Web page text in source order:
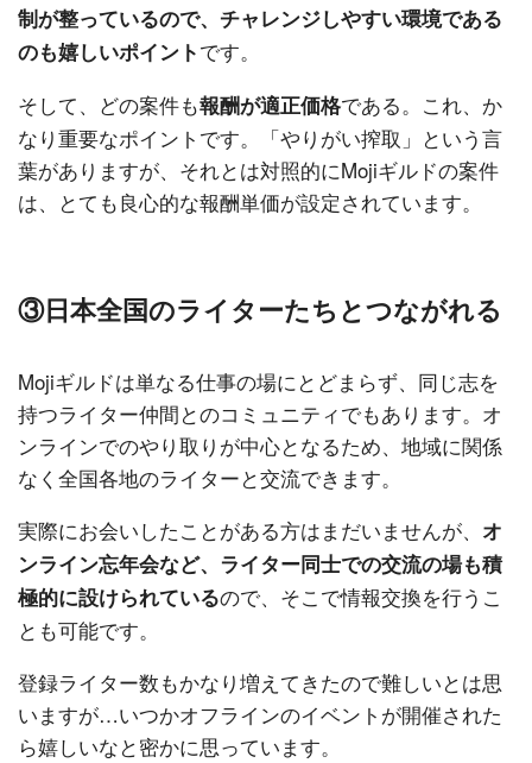
制が整っているので、チャレンジしやすい環境である
のも嬉しいポイントです。
そして、どの案件も報酬が適正価格である。これ、か
なり重要なポイントです。「やりがい搾取」という言
葉がありますが、それとは対照的にMojiギルドの案件
は、とても良心的な報酬単価が設定されています。
③日本全国のライターたちとつながれる
Mojiギルドは単なる仕事の場にとどまらず、同じ志を
持つライター仲間とのコミュニティでもあります。オ
ンラインでのやり取りが中心となるため、地域に関係
なく全国各地のライターと交流できます。
実際にお会いしたことがある方はまだいませんが、 オ
ンライン忘年会など、ライター同士での交流の場も積
極的に設けられているので、そこで情報交換を行うこ
とも可能です。
登録ライター数もかなり増えてきたので難しいとは思
いますが…いつかオフラインのイベントが開催された
ら嬉しいなと密かに思っています。